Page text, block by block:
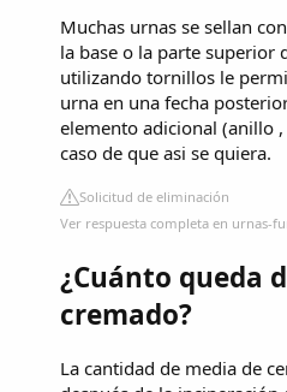
Muchas urnas se sellan
la base o la parte superior
utilizando tornillos le
urna en una fecha
elemento adicional (anillo
caso de que asi se quiera.
Solicitud de eliminación
Ver respuesta completa en urnas-
¿Cuánto queda
cremado?
La cantidad de media de